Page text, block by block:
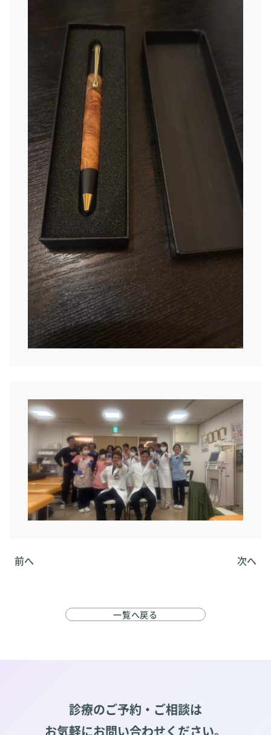
前へ 次へ
一覧へ戻る
診療のご予約・ご相談は
お気軽にお問い合わせください。